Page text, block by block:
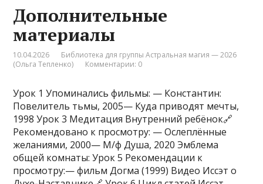
Дополнительные
материалы
10.04.2026
Библиотека для группы Астральная магия — 2026
(Ольга Тепленко)
Комментарии: 0
Урок 1 Упоминались фильмы: — Константин:
Повелитель тьмы, 2005— Куда приводят мечты,
1998 Урок 3 Медитация Внутренний ребёнок🔗
Рекомендовано к просмотру: — Ослеплённые
желаниями, 2000— М/ф Душа, 2020 Эмблема
общей комнаты: Урок 5 Рекомендации к
просмотру:— фильм Догма (1999) Видео Иссэт о